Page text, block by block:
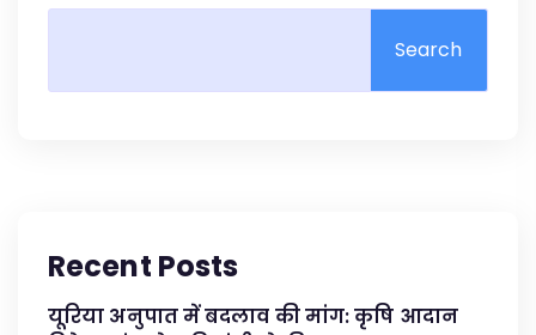
Search
Recent Posts
यूरिया अनुपात में बदलाव की मांग: कृषि आदान